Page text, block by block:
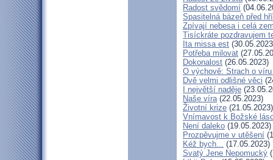
Radost svědomí
Spasitelná bázeň před
Zpívají nebesa i celá
Tisíckráte pozdravujem
Ita missa est
Potřeba milovat
Dokonalost (26.05.2023)
O výchově: Strach o
Dvě velmi odlišné věci
I největší naděje
Naše víra(22.05.2023)
Životní krize (21.05.2023)
Vnímavost k Božské
Není daleko (19.05.2023)
Prozpěvujme v utěšení
Kéž bych... (17.05.2023)
Svatý Jene Nepomucký